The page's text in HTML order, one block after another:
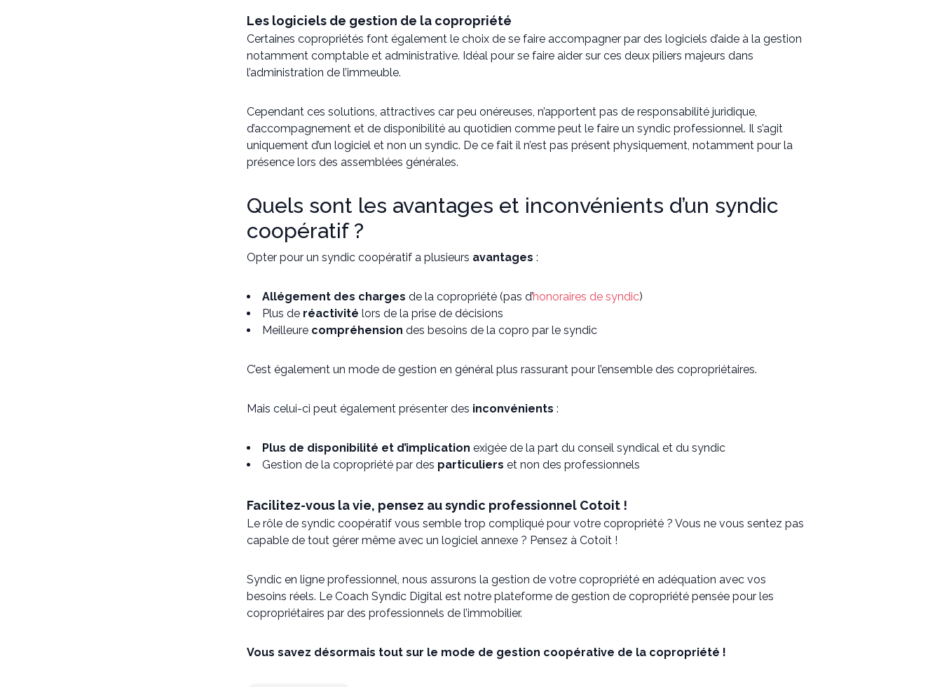
Les logiciels de gestion de la copropriété
Certaines copropriétés font également le choix de se faire accompagner par des logiciels d’aide à la gestion
notamment comptable et administrative. Idéal pour se faire aider sur ces deux piliers majeurs dans
l’administration de l’immeuble.
Cependant ces solutions, attractives car peu onéreuses, n’apportent pas de responsabilité juridique,
d’accompagnement et de disponibilité au quotidien comme peut le faire un syndic professionnel. Il s’agit
uniquement d’un logiciel et non un syndic. De ce fait il n’est pas présent physiquement, notamment pour la
présence lors des assemblées générales.
Quels sont les avantages et inconvénients d’un syndic
coopératif ?
Opter pour un syndic coopératif a plusieurs avantages :
Allégement des charges de la copropriété (pas d’honoraires de syndic)
Plus de réactivité lors de la prise de décisions
Meilleure compréhension des besoins de la copro par le syndic
C’est également un mode de gestion en général plus rassurant pour l’ensemble des copropriétaires.
Mais celui-ci peut également présenter des inconvénients :
Plus de disponibilité et d’implication exigée de la part du conseil syndical et du syndic
Gestion de la copropriété par des particuliers et non des professionnels
Facilitez-vous la vie, pensez au syndic professionnel Cotoit !
Le rôle de syndic coopératif vous semble trop compliqué pour votre copropriété ? Vous ne vous sentez pas
capable de tout gérer même avec un logiciel annexe ? Pensez à Cotoit !
Syndic en ligne professionnel, nous assurons la gestion de votre copropriété en adéquation avec vos
besoins réels. Le Coach Syndic Digital est notre plateforme de gestion de copropriété pensée pour les
copropriétaires par des professionnels de l’immobilier.
Vous savez désormais tout sur le mode de gestion coopérative de la copropriété !